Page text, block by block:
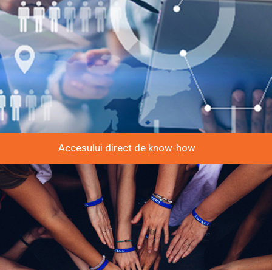
Accesului direct de know-how